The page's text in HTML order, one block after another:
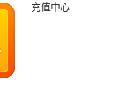
充值中心